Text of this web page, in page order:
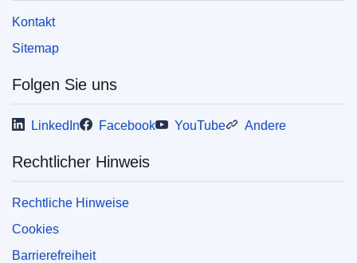
Kontakt
Sitemap
Folgen Sie uns
LinkedIn Facebook YouTube Andere
Rechtlicher Hinweis
Rechtliche Hinweise
Cookies
Barrierefreiheit